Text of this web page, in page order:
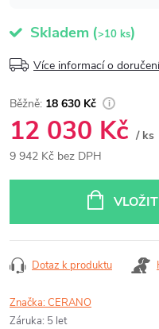
Skladem (>10 ks)
Více informací o doručení
18 630 Kč
12 030 Kč / ks
9 942 Kč bez DPH
Dotaz k produktu
Značka:CERANO
Záruka: 5 let